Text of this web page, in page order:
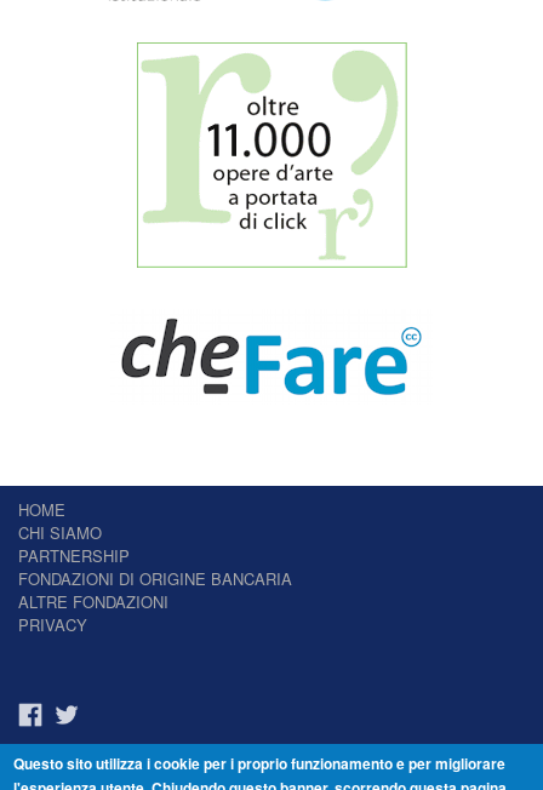
HOME
CHI SIAMO
PARTNERSHIP
FONDAZIONI DI ORIGINE BANCARIA
ALTRE FONDAZIONI
PRIVACY
Il Giornale delle Fondazioni - Periodico telematico
Questo sito utilizza i cookie per i proprio funzionamento e per migliorare